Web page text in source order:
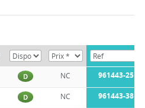
D NC 961443-25
D NC 961443-38